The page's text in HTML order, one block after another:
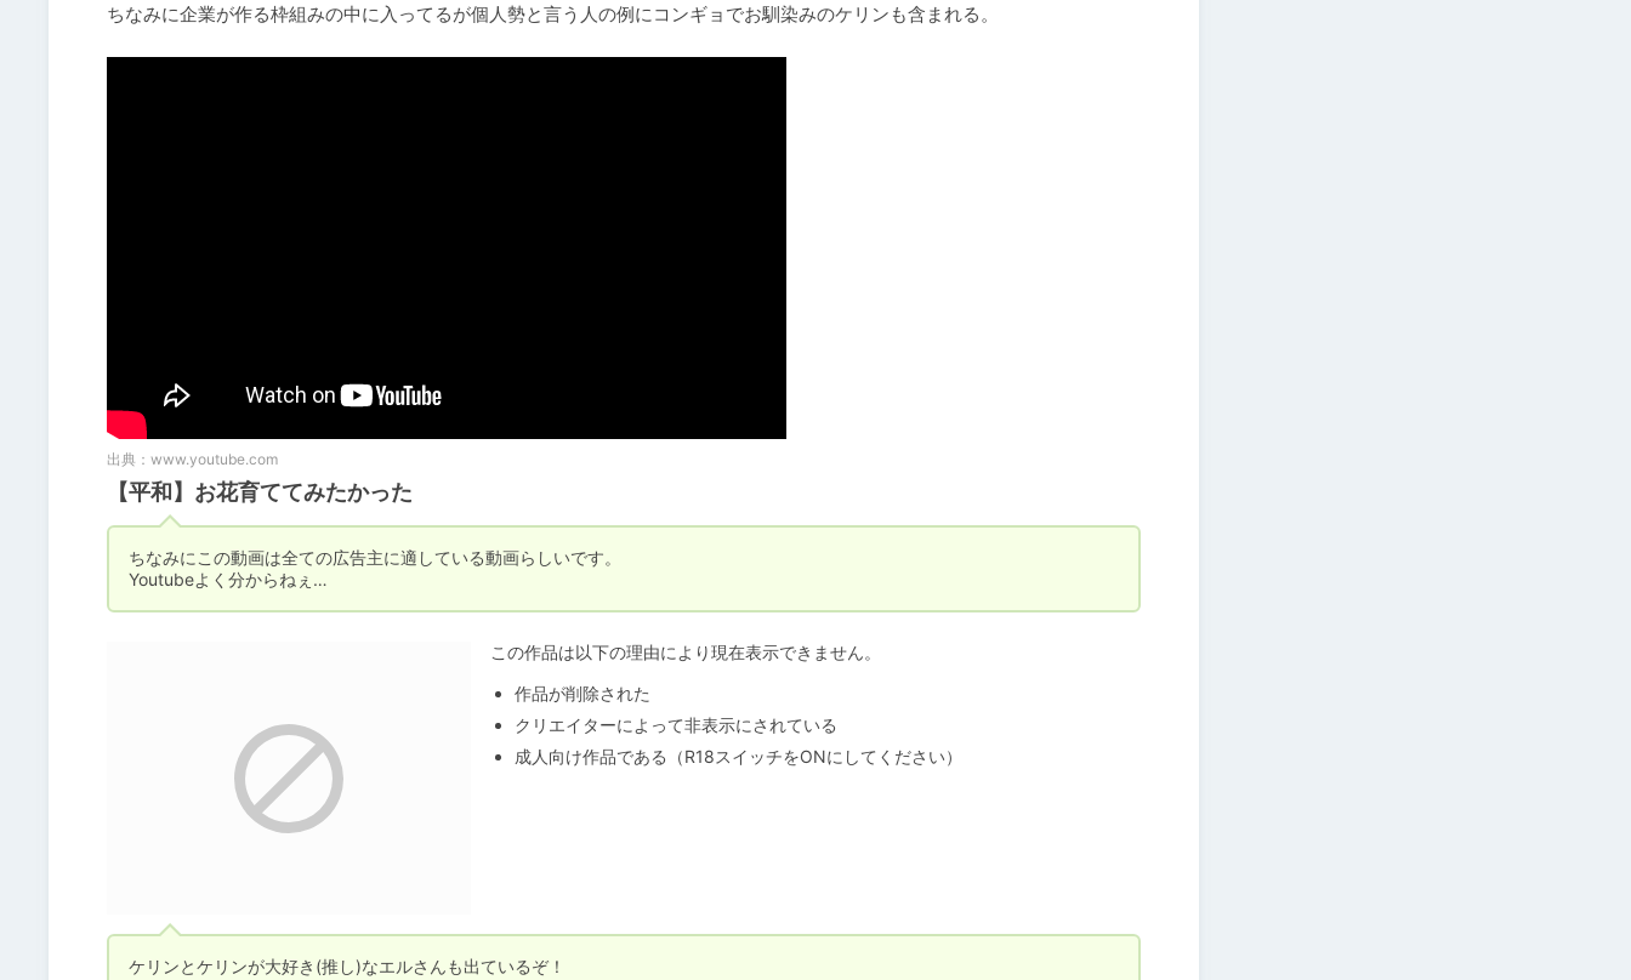
ちなみに企業が作る枠組みの中に入ってるが個人勢と言う人の例にコンギョでお馴染みのケリンも含まれる。
出典： www.youtube.com
【平和】お花育ててみたかった
ちなみにこの動画は全ての広告主に適している動画らしいです。
Youtubeよく分からねぇ…
この作品は以下の理由により現在表示できません。
作品が削除された
クリエイターによって非表示にされている
成人向け作品である（R18スイッチをONにしてください）
ケリンとケリンが大好き(推し)なエルさんも出ているぞ！